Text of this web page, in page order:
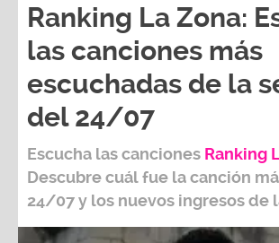
Ranking La Zona:
las canciones más
escuchadas de la
del 24/07
Escucha las canciones Ranking
Descubre cuál fue la canción
24/07y los nuevos ingresos de